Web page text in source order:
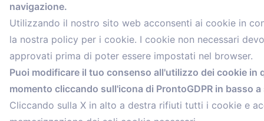
comunicazione@confartigianato.bo.it
navigazione.
Utilizzando il nostro sito web acconsenti ai cookie in
la nostra policy per i cookie. I cookie non necessari
approvati prima di poter essere impostati nel browser.
Puoi modificare il tuo consenso all'utilizzo dei cookie in
momento cliccando sull'icona di ProntoGDPR in basso
Cliccando sulla X in alto a destra rifiuti tutti i cookie e